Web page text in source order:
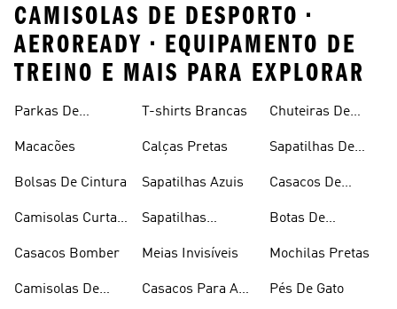
CAMISOLAS DE DESPORTO •
AEROREADY • EQUIPAMENTO DE
TREINO E MAIS PARA EXPLORAR
Parkas De
Macacões
Bolsas De Cintura
Camisolas Curtas
Casacos Bomber
Camisolas De
T-shirts Brancas
Calças Pretas
Sapatilhas Azuis
Sapatilhas
Meias Invisíveis
Casacos Para A
Chuteiras De
Sapatilhas De
Casacos De
Botas De
Mochilas Pretas
Pés De Gato